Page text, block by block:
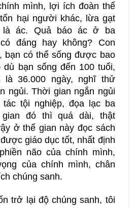
mình, lợi ích đoàn thể
hại người khác, lừa gạt
là ác. Quả báo ác ở ba
đáng hay không? Con
bạn có thể sống được bao
dù bạn sống đến 100 tuổi,
là 36.000 ngày, nghĩ thử
ngủi. Thời gian ngắn ngủi
tội nghiệp, đọa lạc ba
đó thì quá dài, thật
ở thế gian này đọc sách
giáo dục tốt, nhất định
não của chính mình,
của chính mình, chân
chúng sanh.
trở lại độ chúng sanh, tôi